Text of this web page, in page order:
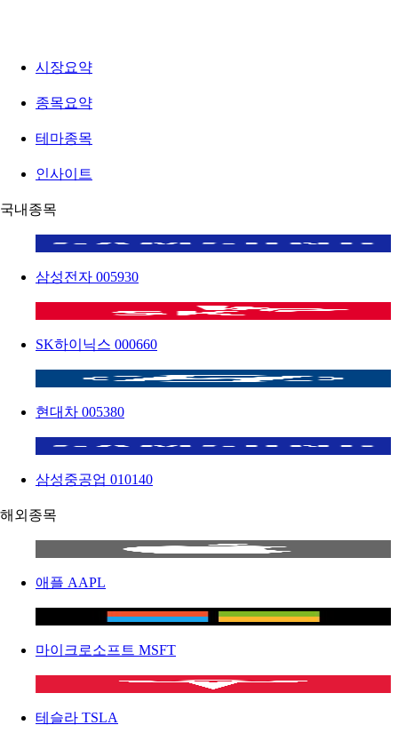
시장요약
종목요약
테마종목
인사이트
국내종목
삼성전자 005930
SK하이닉스 000660
현대차 005380
삼성중공업 010140
해외종목
애플 AAPL
마이크로소프트 MSFT
테슬라 TSLA